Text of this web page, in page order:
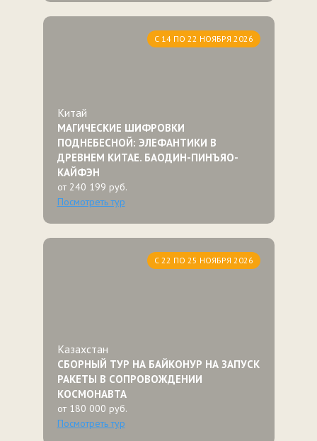
С 14 ПО 22 НОЯБРЯ 2026
Китай
МАГИЧЕСКИЕ ШИФРОВКИ
ПОДНЕБЕСНОЙ: ЭЛЕФАНТИКИ В
ДРЕВНЕМ КИТАЕ. БАОДИН-ПИНЪЯО-
КАЙФЭН
от 240 199 руб.
Посмотреть тур
С 22 ПО 25 НОЯБРЯ 2026
Казахстан
СБОРНЫЙ ТУР НА БАЙКОНУР НА ЗАПУСК
РАКЕТЫ В СОПРОВОЖДЕНИИ
КОСМОНАВТА
от 180 000 руб.
Посмотреть тур